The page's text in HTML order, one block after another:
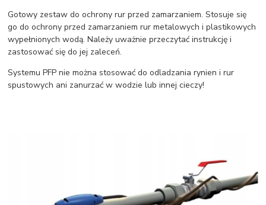
Gotowy zestaw do ochrony rur przed zamarzaniem. Stosuje się
go do ochrony przed zamarzaniem rur metalowych i plastikowych
wypełnionych wodą. Należy uważnie przeczytać instrukcję i
zastosować się do jej zaleceń.
Systemu PFP nie można stosować do odladzania rynien i rur
spustowych ani zanurzać w wodzie lub innej cieczy!